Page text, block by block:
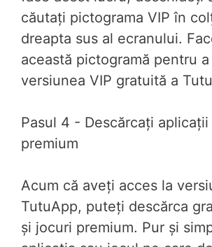
căutați pictograma VIP în
dreapta sus al ecranului.
această pictogramă pentru
versiunea VIP gratuită a
Pasul 4 - Descărcați
premium
Acum că aveți acces la
TutuApp, puteți descărca
și jocuri premium. Pur și